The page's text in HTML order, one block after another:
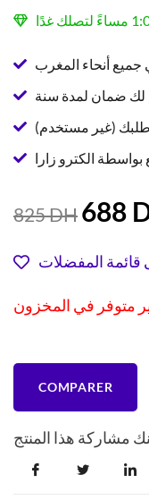
جميع أنحاء المغرب
بواسطة الكترو زارا
825DH
السعر
الأصلي
هو:
688
المفضلات
متوفر في المخزون
COMPARER